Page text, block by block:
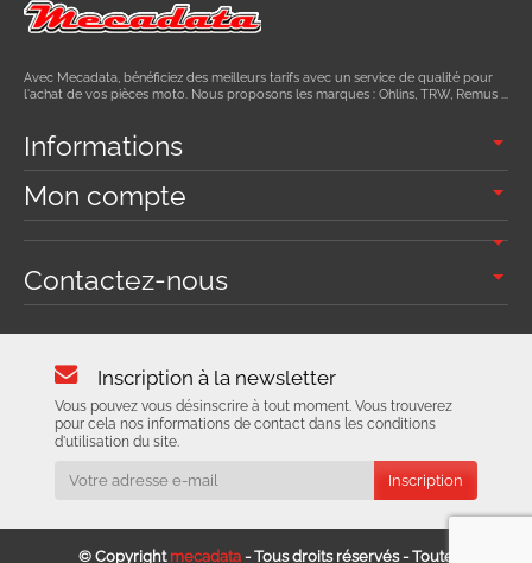
Avec Mecadata, bénéficiez des meilleurs tarifs avec un service de qualité pour
l'achat de vos pièces moto. Nous proposons les marques : Ohlins, TRW, Remus ...
Informations
Mon compte
Contactez-nous
Inscription à la newsletter
Vous pouvez vous désinscrire à tout moment. Vous trouverez
pour cela nos informations de contact dans les conditions
d'utilisation du site.
© Copyright mecadata - Tous droits réservés - Toute